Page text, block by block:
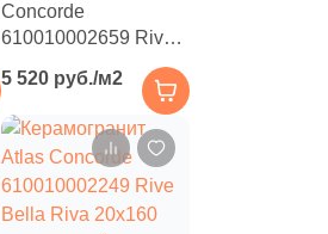
Concorde
610010002659 Rive
Dolce Riva LASTRA
20mm 60x60
бежевый рельефный
под дерево
5 520 руб./м2